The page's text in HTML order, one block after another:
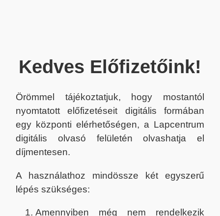
Kedves Előfizetőink!
Örömmel tájékoztatjuk, hogy mostantól
nyomtatott előfizetéseit digitális formában
egy központi elérhetőségen, a Lapcentrum
digitális olvasó felületén olvashatja el
díjmentesen.
A használathoz mindössze két egyszerű
lépés szükséges:
Amennyiben még nem rendelkezik